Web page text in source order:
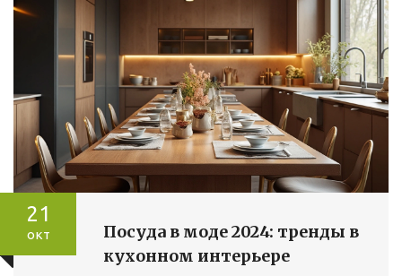
21
окт
Посуда в моде 2024: тренды в
кухонном интерьере